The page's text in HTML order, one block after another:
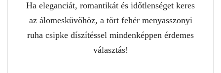
Ha eleganciát, romantikát és időtlenséget keres
az álomesküvőhöz, a tört fehér menyasszonyi
ruha csipke díszítéssel mindenképpen érdemes
választás!